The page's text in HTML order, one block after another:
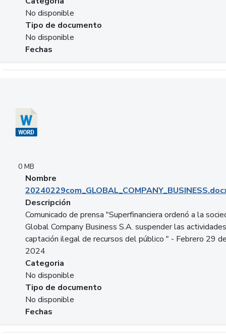
No disponible
Tipo de documento
No disponible
Fechas
0 MB
Nombre
Descripción
Comunicado de prensa "Superfinanciera ordenó a la
Global Company Business S.A. suspender las
captación ilegal de recursos del público " - Febrero 29
2024
Categoria
No disponible
Tipo de documento
No disponible
Fechas